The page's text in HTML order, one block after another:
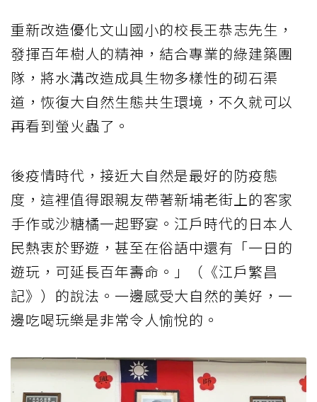
重新改造優化文山國小的校長王恭志先生，
發揮百年樹人的精神，結合專業的綠建築團
隊，將水溝改造成具生物多樣性的砌石渠
道，恢復大自然生態共生環境，不久就可以
再看到螢火蟲了。
後疫情時代，接近大自然是最好的防疫態
度，這裡值得跟親友帶著新埔老街上的客家
手作或沙糖橘一起野宴。江戶時代的日本人
民熱衷於野遊，甚至在俗語中還有「一日的
遊玩，可延長百年壽命。」（《江戶繁昌
記》）的說法。一邊感受大自然的美好，一
邊吃喝玩樂是非常令人愉悅的。